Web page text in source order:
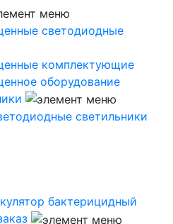
светодиодные
комплектующие
оборудование
светильники
бактерицидный